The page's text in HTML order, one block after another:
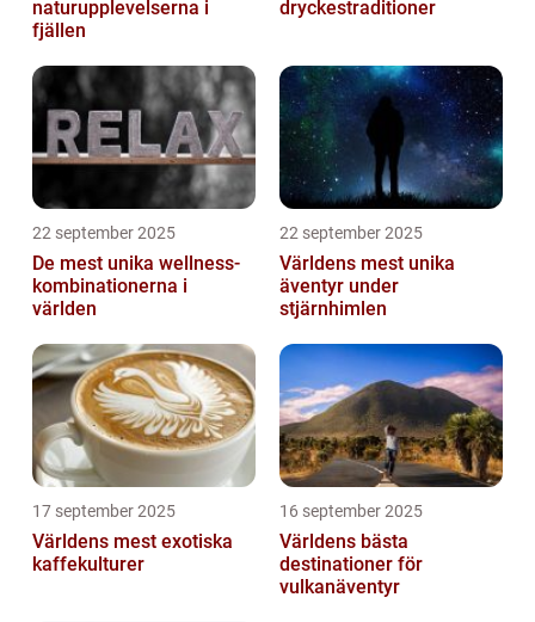
naturupplevelserna i
fjällen
dryckestraditioner
22 september 2025
De mest unika wellness-
kombinationerna i
världen
22 september 2025
Världens mest unika
äventyr under
stjärnhimlen
17 september 2025
Världens mest exotiska
kaffekulturer
16 september 2025
Världens bästa
destinationer för
vulkanäventyr